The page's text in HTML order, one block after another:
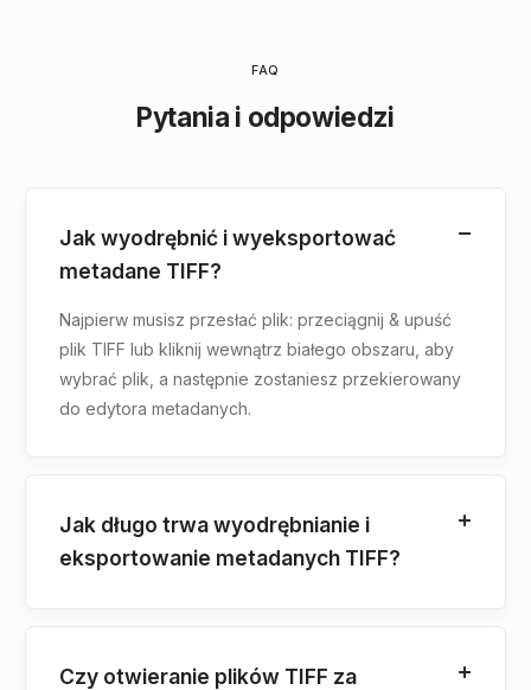
FAQ
Pytania i odpowiedzi
Jak wyodrębnić i wyeksportować
metadane TIFF?
Najpierw musisz przesłać plik: przeciągnij & upuść
plik TIFF lub kliknij wewnątrz białego obszaru, aby
wybrać plik, a następnie zostaniesz przekierowany
do edytora metadanych.
Jak długo trwa wyodrębnianie i
eksportowanie metadanych TIFF?
Czy otwieranie plików TIFF za